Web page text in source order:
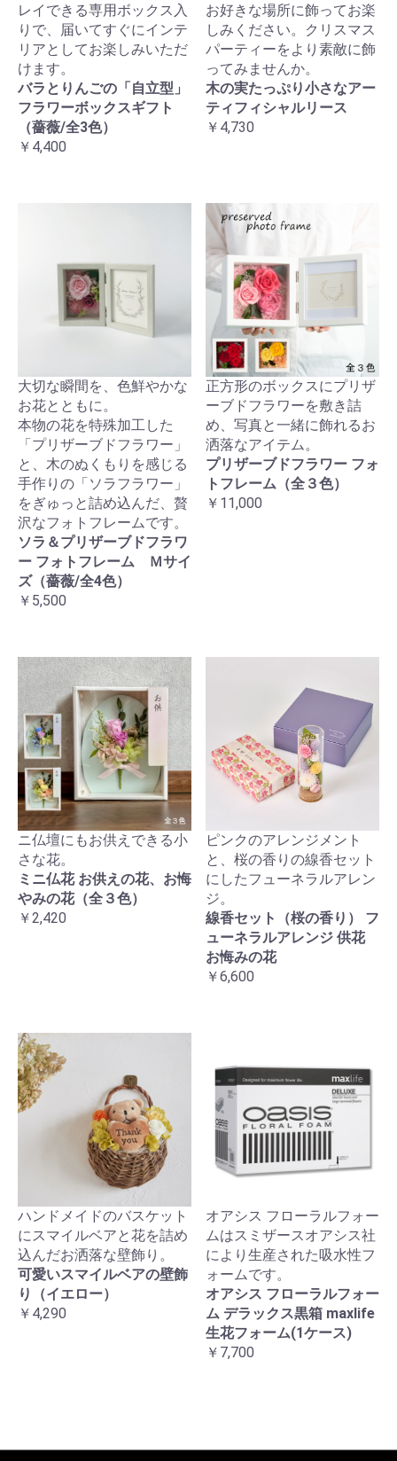
レイできる専用ボックス入
りで、届いてすぐにインテ
リアとしてお楽しみいただ
けます。
バラとりんごの「自立型」
フラワーボックスギフト
（薔薇/全3色）
￥4,400
お好きな場所に飾ってお楽
しみください。クリスマス
パーティーをより素敵に飾
ってみませんか。
木の実たっぷり小さなアー
ティフィシャルリース
￥4,730
大切な瞬間を、色鮮やかな
お花とともに。
本物の花を特殊加工した
「プリザーブドフラワー」
と、木のぬくもりを感じる
手作りの「ソラフラワー」
をぎゅっと詰め込んだ、贅
沢なフォトフレームです。
ソラ＆プリザーブドフラワ
ー フォトフレーム Ｍサイ
ズ（薔薇/全4色）
￥5,500
正方形のボックスにプリザ
ーブドフラワーを敷き詰
め、写真と一緒に飾れるお
洒落なアイテム。
プリザーブドフラワー フォ
トフレーム（全３色）
￥11,000
ニ仏壇にもお供えできる小
さな花。
ミニ仏花 お供えの花、お悔
やみの花（全３色）
￥2,420
ピンクのアレンジメント
と、桜の香りの線香セット
にしたフューネラルアレン
ジ。
線香セット（桜の香り） フ
ューネラルアレンジ 供花
お悔みの花
￥6,600
ハンドメイドのバスケット
にスマイルベアと花を詰め
込んだお洒落な壁飾り。
可愛いスマイルベアの壁飾
り（イエロー）
￥4,290
オアシス フローラルフォー
ムはスミザースオアシス社
により生産された吸水性フ
ォームです。
オアシス フローラルフォー
ム デラックス黒箱 maxlife
生花フォーム(1ケース)
￥7,700